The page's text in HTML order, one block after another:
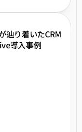
辿り着いたCRM
導入事例